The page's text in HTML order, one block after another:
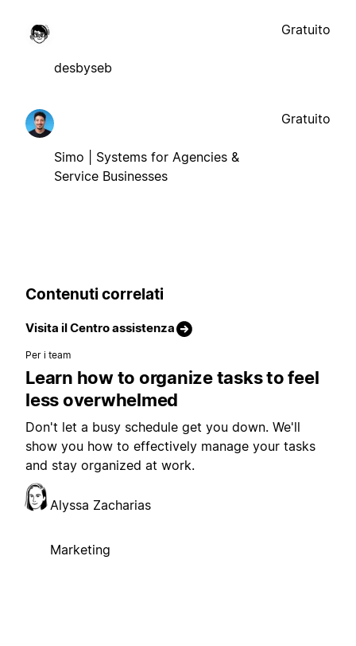
desbyseb
Gratuito
Simo | Systems for Agencies &
Service Businesses
Gratuito
Contenuti correlati
Visita il Centro assistenza
Per i team
Learn how to organize tasks to feel
less overwhelmed
Don't let a busy schedule get you down. We'll
show you how to effectively manage your tasks
and stay organized at work.
Alyssa Zacharias
Marketing